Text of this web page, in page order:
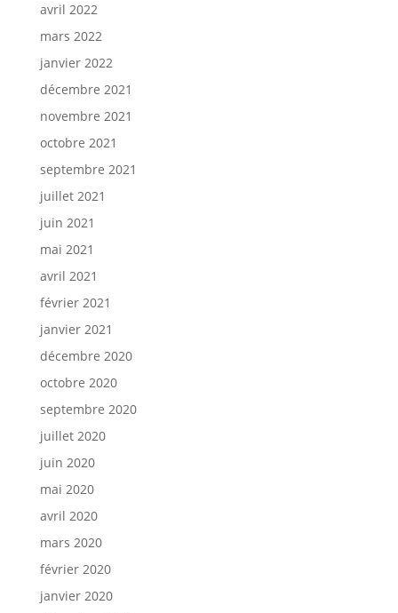
avril 2022
mars 2022
janvier 2022
décembre 2021
novembre 2021
octobre 2021
septembre 2021
juillet 2021
juin 2021
mai 2021
avril 2021
février 2021
janvier 2021
décembre 2020
octobre 2020
septembre 2020
juillet 2020
juin 2020
mai 2020
avril 2020
mars 2020
février 2020
janvier 2020